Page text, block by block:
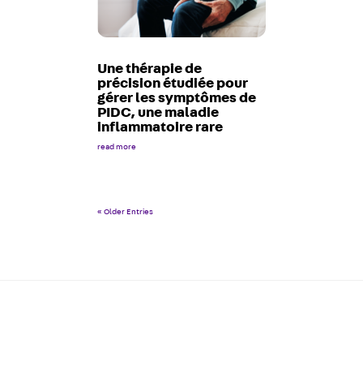
Une thérapie de
précision étudiée pour
gérer les symptômes de
PIDC, une maladie
inflammatoire rare
read more
« Older Entries